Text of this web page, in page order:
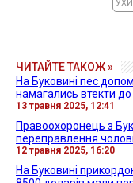
ЧИТАЙТЕ ТАКОЖ »
На Буковині пес
намагались втекти до
13 травня 2025, 12:41
Правоохоронець з
переправлення
12 травня 2025, 16:20
На Буковині